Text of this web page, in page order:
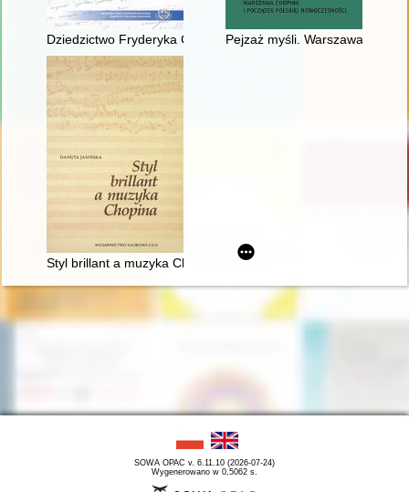
Dziedzictwo Fryderyka Chopina. Kolekcja Boutroux-Ferra w
Pejzaż myśli. Warszawa
Styl brillant a muzyka Chopina
SOWA OPAC v. 6.11.10 (2026-07-24)
Wygenerowano w 0,5062 s.